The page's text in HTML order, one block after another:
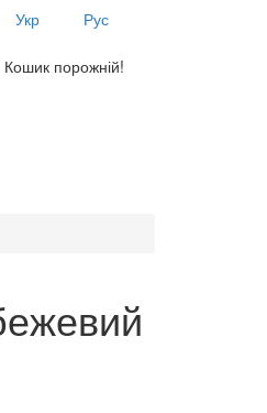
Укр Рус
Кошик порожній!